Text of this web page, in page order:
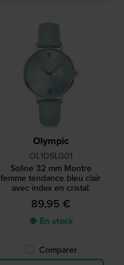
Olympic
OL1DSL001
Soline 32 mm Montre
femme tendance bleu clair
avec index en cristal.
89,95 €
● En stock
Comparer